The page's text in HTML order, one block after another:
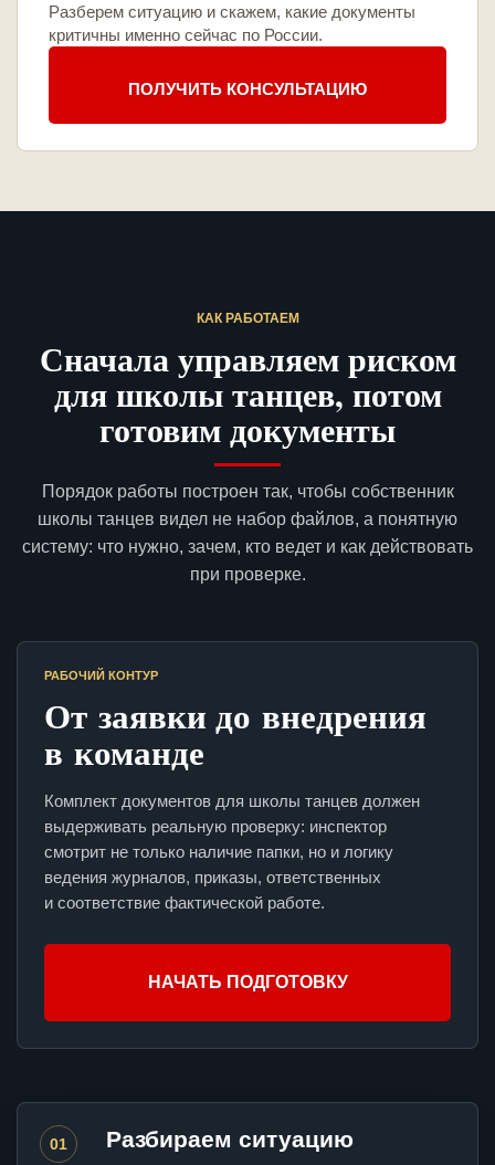
Разберем ситуацию и скажем, какие документы
критичны именно сейчас по России.
ПОЛУЧИТЬ КОНСУЛЬТАЦИЮ
КАК РАБОТАЕМ
Сначала управляем риском
для школы танцев, потом
готовим документы
Порядок работы построен так, чтобы собственник
школы танцев видел не набор файлов, а понятную
систему: что нужно, зачем, кто ведет и как действовать
при проверке.
РАБОЧИЙ КОНТУР
От заявки до внедрения
в команде
Комплект документов для школы танцев должен
выдерживать реальную проверку: инспектор
смотрит не только наличие папки, но и логику
ведения журналов, приказы, ответственных
и соответствие фактической работе.
НАЧАТЬ ПОДГОТОВКУ
01 Разбираем ситуацию